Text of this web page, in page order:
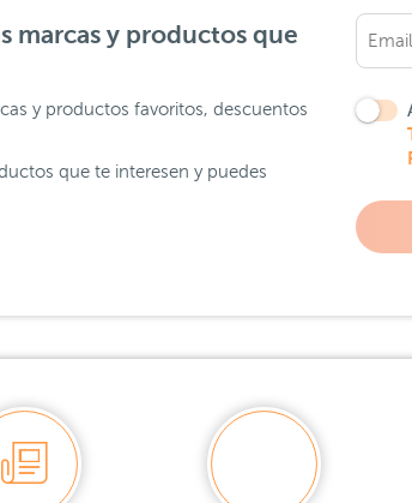
marcas y productos que
y productos favoritos, descuentos
que te interesen y puedes